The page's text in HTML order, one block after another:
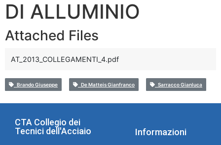
DI ALLUMINIO
Attached Files
AT_2013_COLLEGAMENTI_4.pdf
Brando Giuseppe De Matteis Gianfranco Sarracco Gianluca
CTA Collegio dei
Tecnici dell'Acciaio
Informazioni